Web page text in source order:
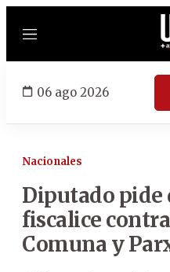
Menú
06 ago 2026
Nacionales
Diputado pide
fiscalice
Comuna y